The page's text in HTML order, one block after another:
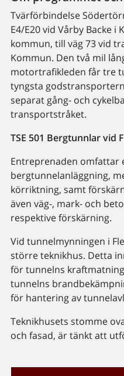
Tvärförbindelse
E4/E20 vid Vårby Backe i
kommun, till väg 73 vid
Kommun. Den två mil
motortrafikleden får tre
tyngsta
separat gång- och
transportstråket.
TSE 501 Bergtunnlar vid
Entreprenaden omfattar
bergtunnelanläggning,
körriktning, samt
även väg-, mark- och
respektive förskärning.
Vid tunnelmynningen i
större teknikhus. Detta
för tunnelns
tunnelns
för hantering av
Teknikhusets stomme
och fasad, är tänkt att